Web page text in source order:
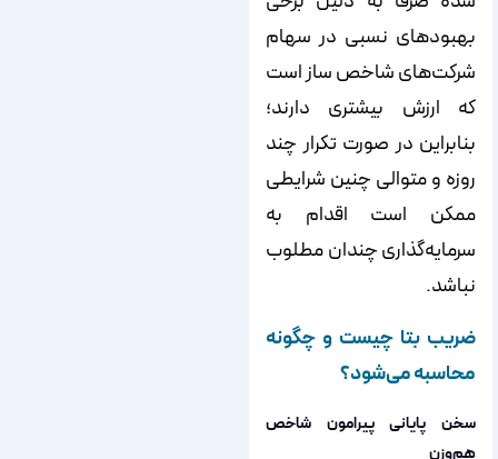
بهبودهای نسبی در سهام
شرکت‌‌‌‌های شاخص ساز است
که ارزش بیشتری دارند؛
بنابراین در صورت تکرار چند
روزه و متوالی چنین شرایطی
ممکن است اقدام به
سرمایه‌‌‌‌گذاری چندان مطلوب
نباشد.
ضریب بتا چیست و چگونه
محاسبه می‌شود؟
سخن پایانی پیرامون شاخص‌
هم‌وزن